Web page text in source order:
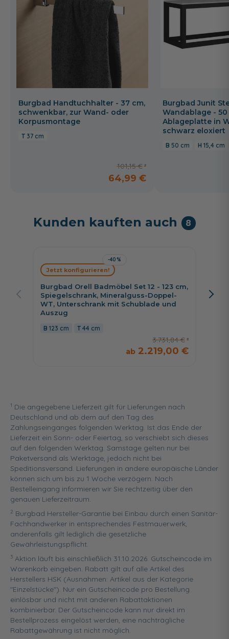
Burgbad Handtuchhalter - 37 cm,
schwenkbar, zur Wand- oder
Korpusmontage
37 cm
101,15 €
64,99 €
Burgbad Junit
Wandablage - 50
Ablageplatte in
schwarz eloxiert
50 cm 15,4 cm
Kunden kauften auch 8
-40%
Burgbad Orell Badmöbel Set 12 - 123 cm,
Spiegelschrank, Mineralguss-Doppel-
WT, Unterschrank mit Schublade und
Auszug
123 cm 44 cm
3.731,84 €
2.219,00 €
Jetzt konfigurieren!
1 Die angegebene Lieferzeit gilt für Lieferungen nach
Deutschland und ab dem auf den Tag des
Zahlungseinganges folgenden Werktag. Ist das Ende der
Lieferzeit ein Sonn- oder Feiertag, so verschiebt sich dieses
auf den folgenden Werktag. Samstage gelten nur bei
Paketversand als Werktage, jedoch nicht bei
Speditionsversand. Lieferungen in andere europäische Länder
können sich um bis zu 1 Woche verzögern. Nach
Bestelleingang informieren wir Sie rechtzeitig über den
genauen Lieferzeitraum.
2 Burgbad Hersteller-Garantie bei Einbau durch einen Sanitär-
Fachhandwerker in entsprechendes Festmauerwerk,
anderenfalls gilt lediglich die gesetzliche
Gewährleistungspflicht.
3 Aktion läuft bis einschließlich 31.10.2026. Gutscheincode im
Warenkorb eingeben. Rabatt gilt auf alle Artikel des
Herstellers HSK (Ausnahmen: Artikel aus der Kategorie
"Einzelstücke"). Nur ein Gutscheincode pro Bestellung
einlösbar und nicht mit anderen Rabattaktionen
kombinierbar. Der Gutscheincode kann nur direkt im
Bestellprozess eingelöst werden, eine nachträgliche
Rabattgewährung ist nicht möglich.